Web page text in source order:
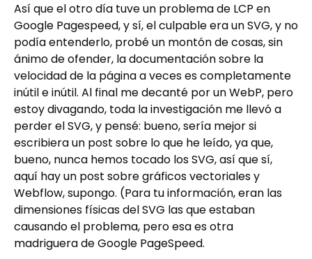
Así que el otro día tuve un problema de LCP en
Google Pagespeed, y sí, el culpable era un SVG, y no
podía entenderlo, probé un montón de cosas, sin
ánimo de ofender, la documentación sobre la
velocidad de la página a veces es completamente
inútil e inútil. Al final me decanté por un WebP, pero
estoy divagando, toda la investigación me llevó a
perder el SVG, y pensé: bueno, sería mejor si
escribiera un post sobre lo que he leído, ya que,
bueno, nunca hemos tocado los SVG, así que sí,
aquí hay un post sobre gráficos vectoriales y
Webflow, supongo. (Para tu información, eran las
dimensiones físicas del SVG las que estaban
causando el problema, pero esa es otra
madriguera de Google PageSpeed.